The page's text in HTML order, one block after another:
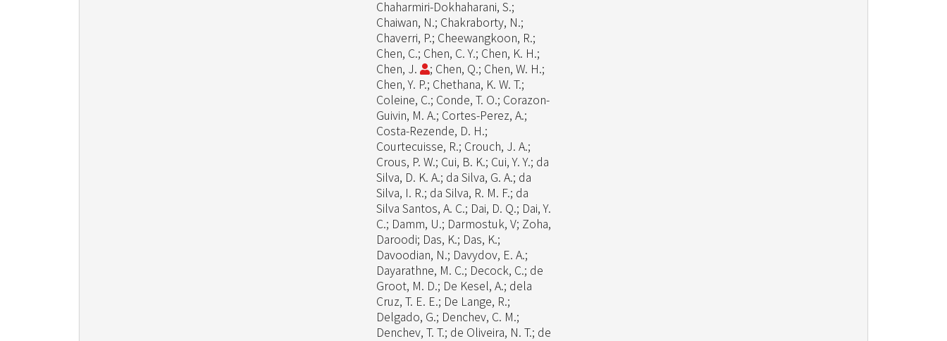
Chaharmiri-Dokhaharani, S.;
Chaiwan, N.; Chakraborty, N.;
Chaverri, P.; Cheewangkoon, R.;
Chen, C.; Chen, C. Y.; Chen, K. H.;
Chen, J.
; Chen, Q.; Chen, W. H.;
Chen, Y. P.; Chethana, K. W. T.;
Coleine, C.; Conde, T. O.; Corazon-
Guivin, M. A.; Cortes-Perez, A.;
Costa-Rezende, D. H.;
Courtecuisse, R.; Crouch, J. A.;
Crous, P. W.; Cui, B. K.; Cui, Y. Y.; da
Silva, D. K. A.; da Silva, G. A.; da
Silva, I. R.; da Silva, R. M. F.; da
Silva Santos, A. C.; Dai, D. Q.; Dai, Y.
C.; Damm, U.; Darmostuk, V; Zoha,
Daroodi; Das, K.; Das, K.;
Davoodian, N.; Davydov, E. A.;
Dayarathne, M. C.; Decock, C.; de
Groot, M. D.; De Kesel, A.; dela
Cruz, T. E. E.; De Lange, R.;
Delgado, G.; Denchev, C. M.;
Denchev, T. T.; de Oliveira, N. T.; de